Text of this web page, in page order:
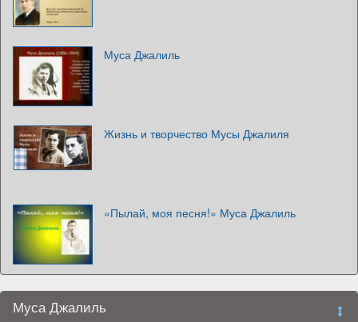
Муса Джалиль
Жизнь и творчество Мусы Джалиля
«Пылай, моя песня!» Муса Джалиль
Муса Джалиль